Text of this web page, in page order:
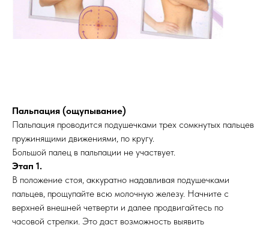
Пальпация (ощупывание)
Пальпация проводится подушечками трех сомкнутых пальцев
пружинящими движениями, по кругу.
Большой палец в пальпации не участвует.
Этап 1.
В положение стоя, аккуратно надавливая подушечками
пальцев, прощупайте всю молочную железу. Начните с
верхней внешней четверти и далее продвигайтесь по
часовой стрелки. Это даст возможность выявить